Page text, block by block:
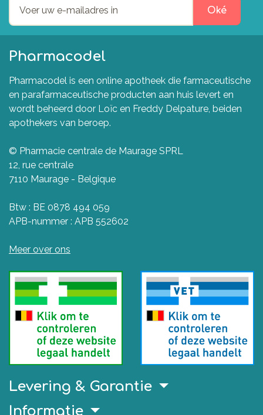
Oké
Pharmacodel
Pharmacodel is een online apotheek die farmaceutische
en parafarmaceutische producten aan huis levert en
wordt beheerd door Loïc en Freddy Delpature, beiden
apothekers van beroep.
© Pharmacie centrale de Maurage SPRL
12, rue centrale
7110 Maurage - Belgique
Btw : BE 0878 494 059
APB-nummer : APB 552602
Meer over ons
Levering & Garantie
Informatie